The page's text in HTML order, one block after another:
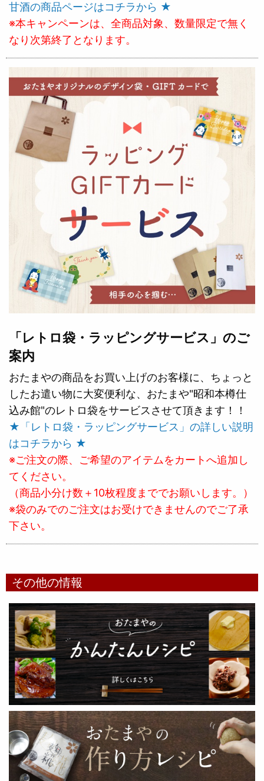
甘酒の商品ページはコチラから ★
※本キャンペーンは、全商品対象、数量限定で無く
なり次第終了となります。
「レトロ袋・ラッピングサービス」のご
案内
おたまやの商品をお買い上げのお客様に、ちょっと
したお遣い物に大変便利な、おたまや"昭和本樽仕
込み館"のレトロ袋をサービスさせて頂きます！！
★「レトロ袋・ラッピングサービス」の詳しい説明
はコチラから ★
※ご注文の際、ご希望のアイテムをカートへ追加し
てください。
（商品小分け数＋10枚程度まででお願いします。）
※袋のみでのご注文はお受けできませんのでご了承
下さい。
その他の情報